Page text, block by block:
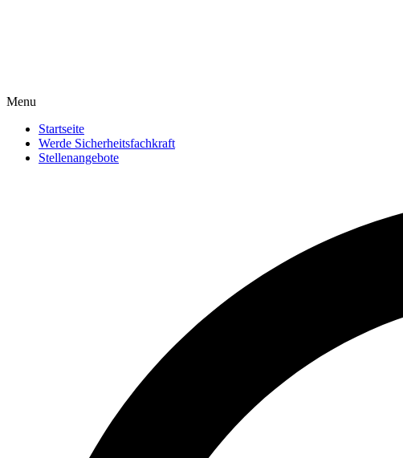
Menu
Startseite
Werde Sicherheitsfachkraft
Stellenangebote